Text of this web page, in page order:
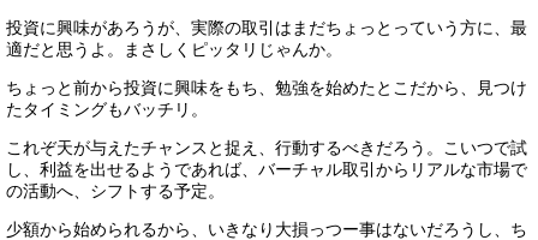
投資に興味があろうが、実際の取引はまだちょっとっていう方に、最
適だと思うよ。まさしくピッタリじゃんか。
ちょっと前から投資に興味をもち、勉強を始めたとこだから、見つけ
たタイミングもバッチリ。
これぞ天が与えたチャンスと捉え、行動するべきだろう。こいつで試
し、利益を出せるようであれば、バーチャル取引からリアルな市場で
の活動へ、シフトする予定。
少額から始められるから、いきなり大損っつー事はないだろうし、ち